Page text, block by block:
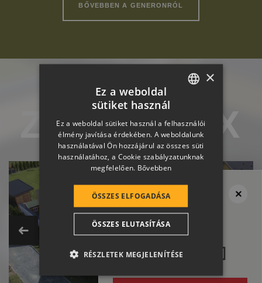
BŐVEBBEN A GENERONRÓL
ZENIT MAX
referencia képek
Megvan a tető?
Ne felejtsd el
a térburkolatot se!
HUNGARIAN
SLOVAK
GERMAN
ROMANIAN
CROATIAN
SR
RO-HU
×
Ez a weboldal
sütiket használ
Ez a weboldal sütiket használ a felhasználói
élmény javítása érdekében. A weboldalunk
használatával Ön hozzájárul az összes süti
használatához, a Cookie szabályzatunknak
megfelelően. Bővebben
ÖSSZES ELFOGADÁSA
ÖSSZES ELUTASÍTÁSA
RÉSZLETEK MEGJELENÍTÉSE